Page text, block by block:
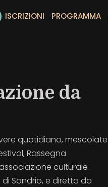
ISCRIZIONI PROGRAMMA
da
quotidiano, mescolate
Rassegna
culturale
Sondrio, e diretta da